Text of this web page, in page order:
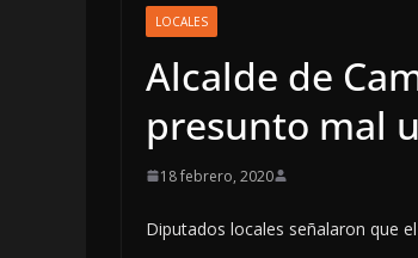
LOCALES
Alcalde de
presunto mal
18 febrero, 2020
Diputados locales señalaron que